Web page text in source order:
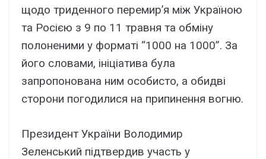
щодо триденного перемир’я між Україною
та Росією з 9 по 11 травня та обміну
полоненими у форматі “1000 на 1000”. За
його словами, ініціатива була
запропонована ним особисто, а обидві
сторони погодилися на припинення вогню.
Президент України Володимир
Зеленський підтвердив участь у